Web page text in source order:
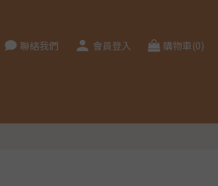
聯絡我們 會員登入 購物車(0)
立即購買